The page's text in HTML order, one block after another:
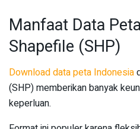
Manfaat Data
Shapefile (SHP)
Download data peta Indonesia
(SHP) memberikan banyak
keperluan.